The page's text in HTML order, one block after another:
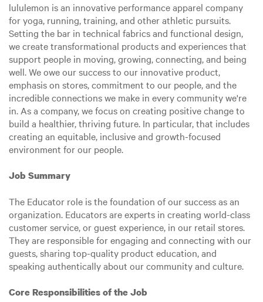
lululemon is an innovative performance apparel company
for yoga, running, training, and other athletic pursuits.
Setting the bar in technical fabrics and functional design,
we create transformational products and experiences that
support people in moving, growing, connecting, and being
well. We owe our success to our innovative product,
emphasis on stores, commitment to our people, and the
incredible connections we make in every community we're
in. As a company, we focus on creating positive change to
build a healthier, thriving future. In particular, that includes
creating an equitable, inclusive and growth-focused
environment for our people.
Job Summary
The Educator role is the foundation of our success as an
organization. Educators are experts in creating world-class
customer service, or guest experience, in our retail stores.
They are responsible for engaging and connecting with our
guests, sharing top-quality product education, and
speaking authentically about our community and culture.
Core Responsibilities of the Job